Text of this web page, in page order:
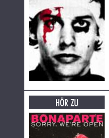
HÖR ZU